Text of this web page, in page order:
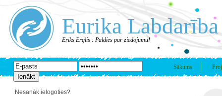
Eurika Labdarība
Eriks Erglis : Paldies par ziedojumu!
Sākums
Nesanāk ielogoties?